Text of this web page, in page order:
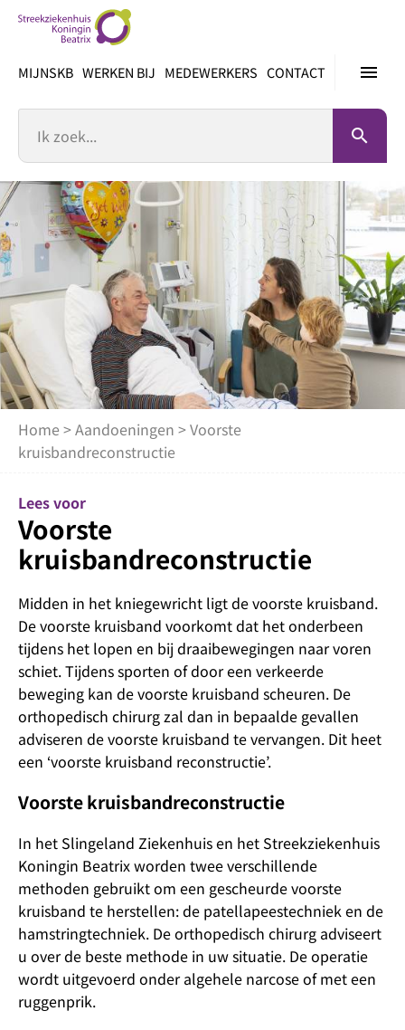
inhoud
menu
MIJNSKB WERKEN BIJ MEDEWERKERS CONTACT
search
Home >Aandoeningen > Voorste
kruisbandreconstructie
Lees voor
Voorste
kruisbandreconstructie
Midden in het kniegewricht ligt de voorste kruisband.
De voorste kruisband voorkomt dat het onderbeen
tijdens het lopen en bij draaibewegingen naar voren
schiet. Tijdens sporten of door een verkeerde
beweging kan de voorste kruisband scheuren. De
orthopedisch chirurg zal dan in bepaalde gevallen
adviseren de voorste kruisband te vervangen. Dit heet
een ‘voorste kruisband reconstructie’.
Voorste kruisbandreconstructie
In het Slingeland Ziekenhuis en het Streekziekenhuis
Koningin Beatrix worden twee verschillende
methoden gebruikt om een gescheurde voorste
kruisband te herstellen: de patellapeestechniek en de
hamstringtechniek. De orthopedisch chirurg adviseert
u over de beste methode in uw situatie. De operatie
wordt uitgevoerd onder algehele narcose of met een
ruggenprik.